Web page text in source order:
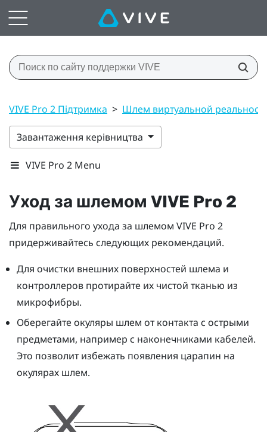
VIVE Pro 2 Підтримка > Шлем виртуальной
Завантаження керівництва
VIVE Pro 2 Menu
Уход за шлемом VIVE Pro 2
Для правильного ухода за шлемом VIVE Pro 2
придерживайтесь следующих рекомендаций.
Для очистки внешних поверхностей шлема и
контроллеров протирайте их чистой тканью из
микрофибры.
Оберегайте окуляры шлем от контакта с острыми
предметами, например с наконечниками кабелей.
Это позволит избежать появления царапин на
окулярах шлем.